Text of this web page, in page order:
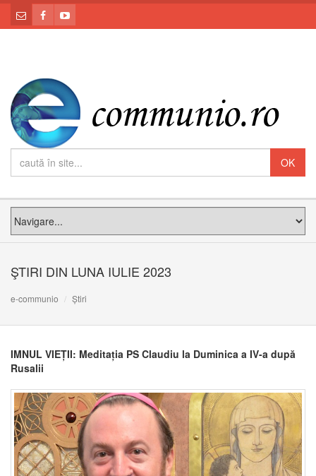
ŞTIRI DIN LUNA IULIE 2023
e-communio Știri
IMNUL VIEȚII: Meditația PS Claudiu la Duminica a IV-a după
Rusalii